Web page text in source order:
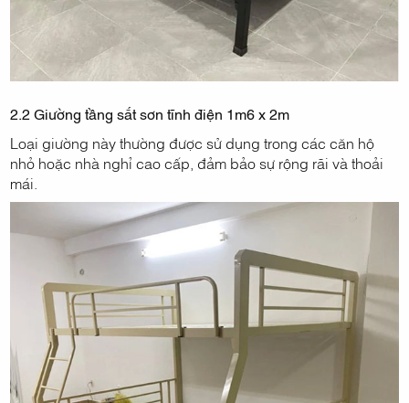
2.2 Giường tầng sắt sơn tĩnh điện 1m6 x 2m
Loại giường này thường được sử dụng trong các căn hộ
nhỏ hoặc nhà nghỉ cao cấp, đảm bảo sự rộng rãi và thoải
mái.